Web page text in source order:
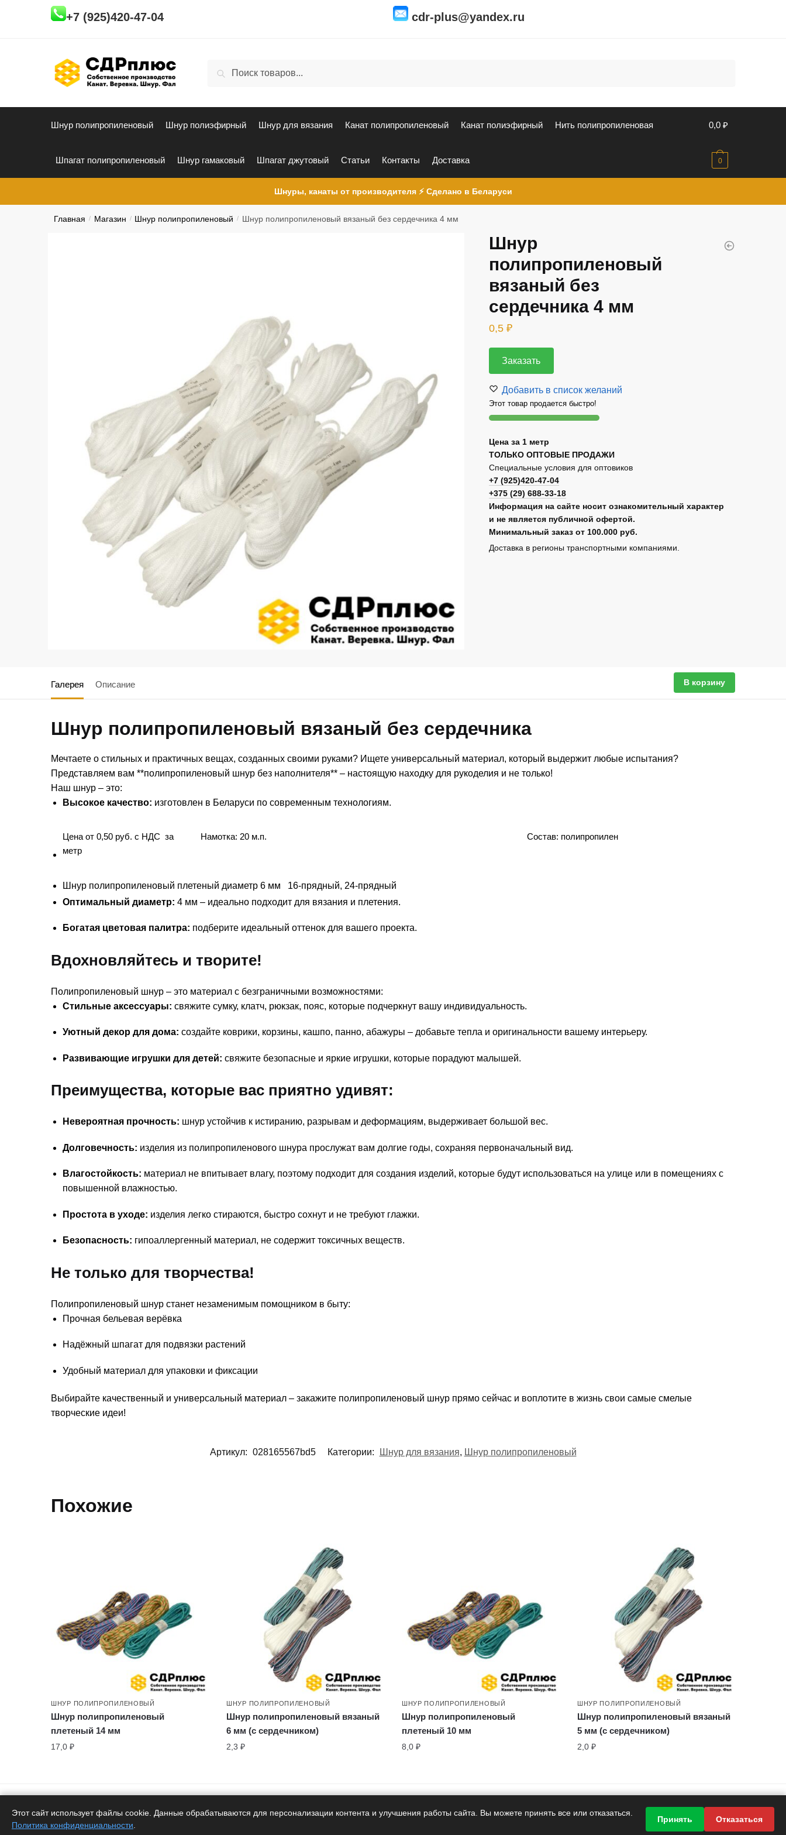
+7 (925)420-47-04 cdr-plus@yandex.ru
Поиск
Шнур полипропиленовый Шнур полиэфирный Шнур для вязания Канат полипропиленовый Канат полиэфирный Нить полипропиленовая
Шпагат полипропиленовый Шнур гамаковый Шпагат джутовый Статьи Контакты Доставка
0,0₽
0
Шнуры, канаты от производителя ⚡ Сделано в Беларуси
Главная / Магазин / Шнур полипропиленовый / Шнур полипропиленовый вязаный без сердечника 4 мм
Шнур
полипропиленовый
вязаный без
сердечника 4 мм
0,5 ₽
Заказать
Добавить в список желаний
Этот товар продается быстро!
Цена за 1 метр
ТОЛЬКО ОПТОВЫЕ ПРОДАЖИ
Специальные условия для оптовиков
+7 (925)420-47-04
+375 (29) 688-33-18
Информация на сайте носит ознакомительный характер
и не является публичной офертой.
Минимальный заказ от 100.000 руб.
Доставка в регионы транспортными компаниями.
Галерея Описание В корзину
Шнур полипропиленовый вязаный без сердечника
Мечтаете о стильных и практичных вещах, созданных своими руками? Ищете универсальный материал, который выдержит любые испытания?
Представляем вам **полипропиленовый шнур без наполнителя** – настоящую находку для рукоделия и не только!
Наш шнур – это:
Высокое качество: изготовлен в Беларуси по современным технологиям.
Цена от 0,50 руб. с НДС за
метр
Намотка: 20 м.п. Состав: полипропилен
Шнур полипропиленовый плетеный диаметр 6 мм 16-прядный, 24-прядный
Оптимальный диаметр: 4 мм – идеально подходит для вязания и плетения.
Богатая цветовая палитра: подберите идеальный оттенок для вашего проекта.
Вдохновляйтесь и творите!
Полипропиленовый шнур – это материал с безграничными возможностями:
Стильные аксессуары: свяжите сумку, клатч, рюкзак, пояс, которые подчеркнут вашу индивидуальность.
Уютный декор для дома: создайте коврики, корзины, кашпо, панно, абажуры – добавьте тепла и оригинальности вашему интерьеру.
Развивающие игрушки для детей: свяжите безопасные и яркие игрушки, которые порадуют малышей.
Преимущества, которые вас приятно удивят:
Невероятная прочность: шнур устойчив к истиранию, разрывам и деформациям, выдерживает большой вес.
Долговечность: изделия из полипропиленового шнура прослужат вам долгие годы, сохраняя первоначальный вид.
Влагостойкость: материал не впитывает влагу, поэтому подходит для создания изделий, которые будут использоваться на улице или в помещениях с
повышенной влажностью.
Простота в уходе: изделия легко стираются, быстро сохнут и не требуют глажки.
Безопасность: гипоаллергенный материал, не содержит токсичных веществ.
Не только для творчества!
Полипропиленовый шнур станет незаменимым помощником в быту:
Прочная бельевая верёвка
Надёжный шпагат для подвязки растений
Удобный материал для упаковки и фиксации
Выбирайте качественный и универсальный материал – закажите полипропиленовый шнур прямо сейчас и воплотите в жизнь свои самые смелые
творческие идеи!
Артикул: 028165567bd5 Категории: Шнур для вязания, Шнур полипропиленовый
Похожие
ШНУР ПОЛИПРОПИЛЕНОВЫЙ
Шнур полипропиленовый
плетеный 14 мм
17,0₽
ШНУР ПОЛИПРОПИЛЕНОВЫЙ
Шнур полипропиленовый вязаный
6 мм (с сердечником)
2,3 ₽
ШНУР ПОЛИПРОПИЛЕНОВЫЙ
Шнур полипропиленовый
плетеный 10 мм
8,0 ₽
ШНУР ПОЛИПРОПИЛЕНОВЫЙ
Шнур полипропиленовый вязаный
5 мм (с сердечником)
2,0 ₽
Доставка по РФ Гарантия Быстрая отправка
Этот сайт использует файлы cookie. Данные обрабатываются для персонализации контента и улучшения работы сайта. Вы можете принять все или отказаться.
Политика конфиденциальности
Принять Отказаться